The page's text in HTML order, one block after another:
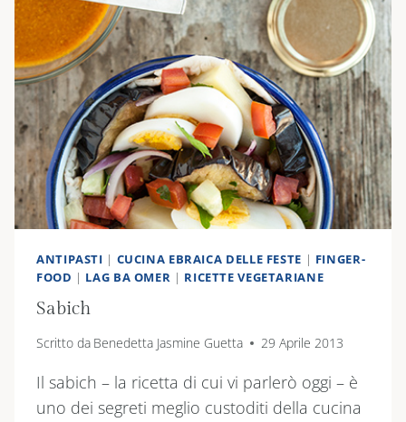
ANTIPASTI | CUCINA EBRAICA DELLE FESTE | FINGER-
FOOD | LAG BA OMER | RICETTE VEGETARIANE
Sabich
Scritto da Benedetta Jasmine Guetta 29 Aprile 2013
Il sabich – la ricetta di cui vi parlerò oggi – è
uno dei segreti meglio custoditi della cucina